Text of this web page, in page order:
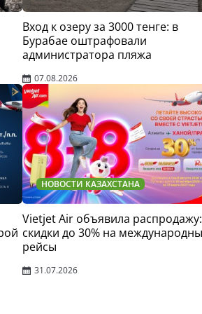
Вход к озеру за 3000 тенге: в
Бурабае оштрафовали
администратора пляжа
07.08.2026
НОВОСТИ КАЗАХСТАНА
Vietjet Air объявила распродажу:
скидки до 30% на
рейсы
31.07.2026